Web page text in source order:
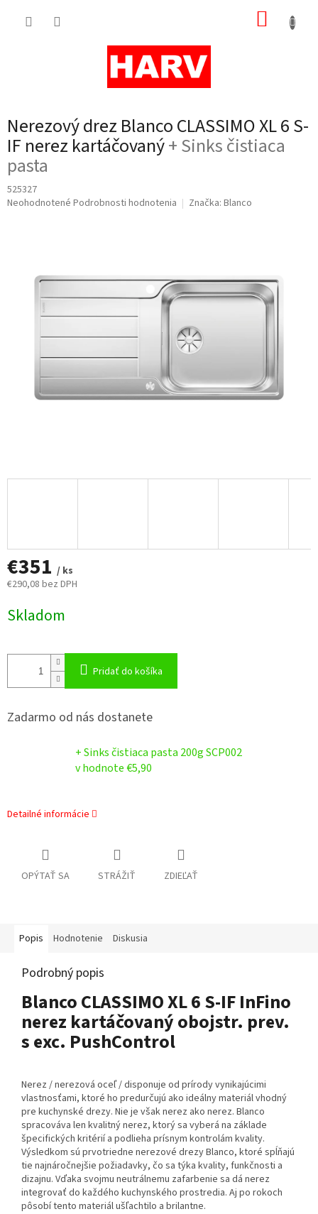
Nerezový drez Blanco CLASSIMO XL 6 S-
IF nerez kartáčovaný+ Sinks čistiaca
pasta
525327
Priemerné
hviezdičiek.
Neohodnotené Podrobnosti hodnotenia Značka: Blanco
€351 / ks
€290,08 bez DPH
cena:
Skladom
Pridať do košíka
Zadarmo od nás dostanete
+ Sinks čistiaca pasta 200g SCP002
v hodnote €5,90
Detailné informácie
OPÝTAŤ SA STRÁŽIŤ ZDIEĽAŤ
Popis Hodnotenie Diskusia
Podrobný popis
Blanco CLASSIMO XL 6 S-IF InFino
nerez kartáčovaný obojstr. prev.
s exc. PushControl
Nerez / nerezová oceľ / disponuje od prírody vynikajúcimi
vlastnosťami, ktoré ho predurčujú ako ideálny materiál vhodný
pre kuchynské drezy. Nie je však nerez ako nerez. Blanco
spracováva len kvalitný nerez, ktorý sa vyberá na základe
špecifických kritérií a podlieha prísnym kontrolám kvality.
Výsledkom sú prvotriedne nerezové drezy Blanco, ktoré spĺňajú
tie najnáročnejšie požiadavky, čo sa týka kvality, funkčnosti a
dizajnu. Vďaka svojmu neutrálnemu zafarbenie sa dá nerez
integrovať do každého kuchynského prostredia. Aj po rokoch
pôsobí tento materiál ušľachtilo a brilantne.